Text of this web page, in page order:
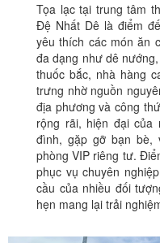
Tọa lạc tại trung tâm
Đệ Nhất Dê là điểm
yêu thích các món ăn
đa dạng như dê
thuốc bắc, nhà hàng
trưng nhờ nguồn
địa phương và công
rộng rãi, hiện đại của
đình, gặp gỡ bạn bè,
phòng VIP riêng tư.
phục vụ chuyên
cầu của nhiều đối
hẹn mang lại trải